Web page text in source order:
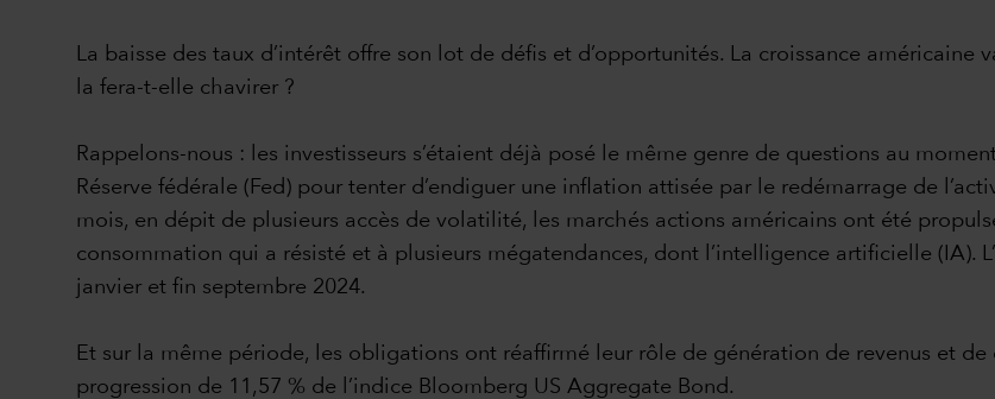
La baisse des taux d’intérêt offre son lot de défis et d’opportunités. La croissance américaine
la fera-t-elle chavirer ?
Rappelons-nous : les investisseurs s’étaient déjà posé le même genre de questions au
Réserve fédérale (Fed) pour tenter d’endiguer une inflation attisée par le redémarrage de
mois, en dépit de plusieurs accès de volatilité, les marchés actions américains ont été
consommation qui a résisté et à plusieurs mégatendances, dont l’intelligence artificielle (IA).
janvier et fin septembre 2024.
Et sur la même période, les obligations ont réaffirmé leur rôle de génération de revenus et
progression de 11,57 % de l’indice Bloomberg US Aggregate Bond.